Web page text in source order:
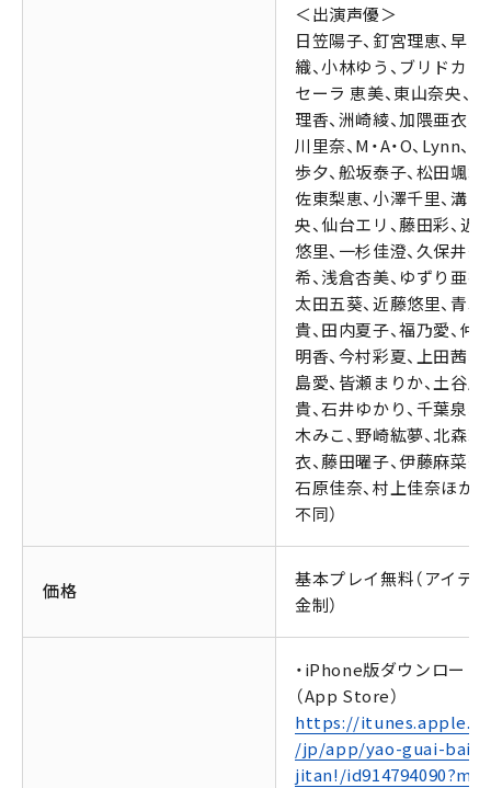
＜出演声優＞
日笠陽子、釘宮理恵、早見
織、小林ゆう、ブリドカッ
セーラ 恵美、東山奈央、
理香、洲崎綾、加隈亜衣、
川里奈、M・A・O、Lynn、
歩夕、舩坂泰子、松田颯水
佐東梨恵、小澤千里、溝口
央、仙台エリ、藤田彩、近
悠里、一杉佳澄、久保井美
希、浅倉杏美、ゆずり亜衣
太田五葵、近藤悠里、青木
貴、田内夏子、福乃愛、仲
明香、今村彩夏、上田茜、
島愛、皆瀬まりか、土谷麻
貴、石井ゆかり、千葉泉、
木みこ、野崎紘夢、北森玲
衣、藤田曜子、伊藤麻菜美
石原佳奈、村上佳奈ほか（
不同）
価格
基本プレイ無料（アイテ
金制）
・iPhone版ダウンロード
（App Store）
https://
/jp/app/yao-guai-bai-
jitan!/